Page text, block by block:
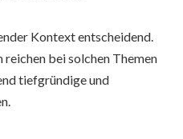
Kontext entscheidend.
bei solchen Themen
tiefgründige und